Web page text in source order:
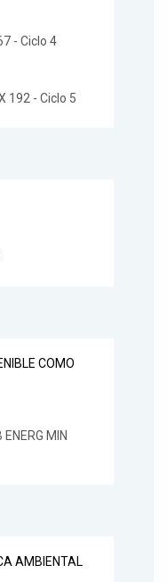
- Ciclo 4
192 - Ciclo 5
COMO
MIN
AMBIENTAL